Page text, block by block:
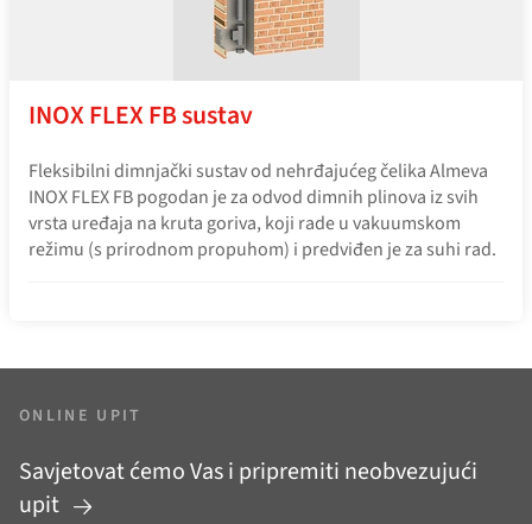
INOX FLEX FB sustav
Fleksibilni dimnjački sustav od nehrđajućeg čelika Almeva
INOX FLEX FB pogodan je za odvod dimnih plinova iz svih
vrsta uređaja na kruta goriva, koji rade u vakuumskom
režimu (s prirodnom propuhom) i predviđen je za suhi rad.
ONLINE UPIT
Savjetovat ćemo Vas i pripremiti neobvezujući
upit